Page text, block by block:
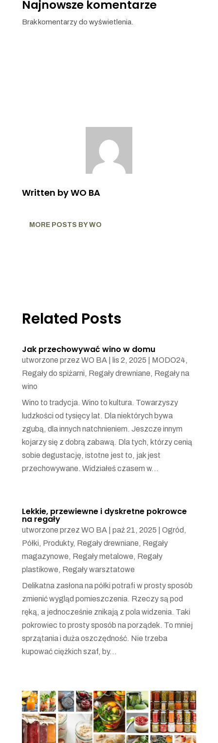
Najnowsze komentarze
Brak komentarzy do wyświetlenia.
Written by WO BA
MORE POSTS BY WO
Related Posts
Jak przechowywać wino w domu
utworzone przez WO BA| lis 2, 2025 MODO24,
Regały do spiżarni, Regały drewniane, Regały na
wino
Wino to tradycja. Wino to kultura. Towarzyszy
ludzkości od tysięcy lat. Dla niektórych bywa
zgubą, dla innych natchnieniem. Jeszcze innym
kojarzy się z dobrą zabawą. Dla tych, którzy cenią
sobie degustację, istotne jest to, jak jest
przechowywane. Widziałeś czasem w...
Lekkie, przewiewne i dyskretne pokrowce
na regały
utworzone przez WO BA| paź 21, 2025 Ogród ,
Półki, Produkty, Regały drewniane, Regały
magazynowe, Regały metalowe, Regały
plastikowe, Regały warsztatowe
Delikatna zasłona na półki potrafi w prosty sposób
zmienić wygląd pomieszczenia. Rzeczy są pod
ręką, a jednocześnie znikają z pola widzenia. Taki
pokrowiec to prosty sposób na porządek. To mniej
sprzątania i duża oszczędność. Nie trzeba
kupować ciężkich szaf, by...